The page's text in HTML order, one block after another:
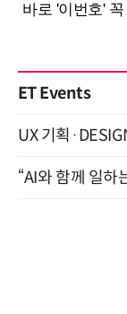
ET Events